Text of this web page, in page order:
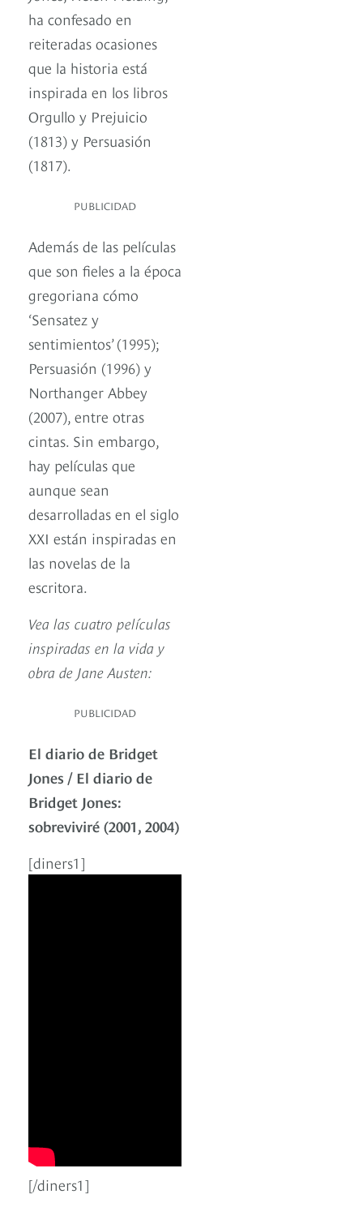
ha confesado en
reiteradas ocasiones
que la historia está
inspirada en los libros
Orgullo y Prejuicio
(1813) y Persuasión
(1817).
PUBLICIDAD
Además de las películas
que son fieles a la época
gregoriana cómo
‘Sensatez y
sentimientos’ (1995);
Persuasión (1996) y
Northanger Abbey
(2007), entre otras
cintas. Sin embargo,
hay películas que
aunque sean
desarrolladas en el siglo
XXI están inspiradas en
las novelas de la
escritora.
Vea las cuatro películas
inspiradas en la vida y
obra de Jane Austen:
PUBLICIDAD
El diario de Bridget
Jones / El diario de
Bridget Jones:
sobreviviré (2001, 2004)
[diners1]
[/diners1]